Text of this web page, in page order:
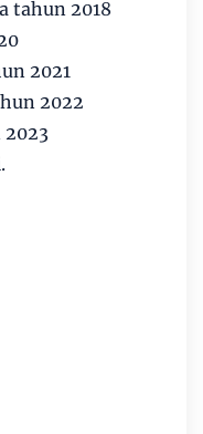
tahun 2018
2021
2022
2023